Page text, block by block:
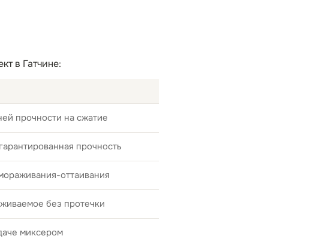
в Гатчине:
прочности на сжатие
прочность
оттаивания
без протечки
миксером